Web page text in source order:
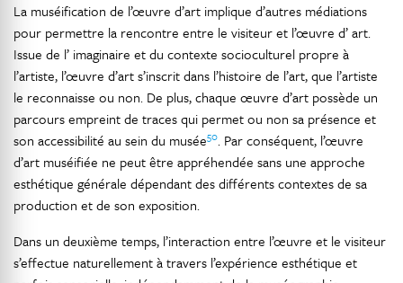
La muséification de l’œuvre d’art implique d’autres médiations
pour permettre la rencontre entre le visiteur et l’œuvre d’ art.
Issue de l’ imaginaire et du contexte socioculturel propre à
l’artiste, l’œuvre d’art s’inscrit dans l’histoire de l’art, que l’artiste
le reconnaisse ou non. De plus, chaque œuvre d’art possède un
parcours empreint de traces qui permet ou non sa présence et
son accessibilité au sein du musée50. Par conséquent, l’œuvre
d’art muséifiée ne peut être appréhendée sans une approche
esthétique générale dépendant des différents contextes de sa
production et de son exposition.
Dans un deuxième temps, l’interaction entre l’œuvre et le visiteur
s’effectue naturellement à travers l’expérience esthétique et